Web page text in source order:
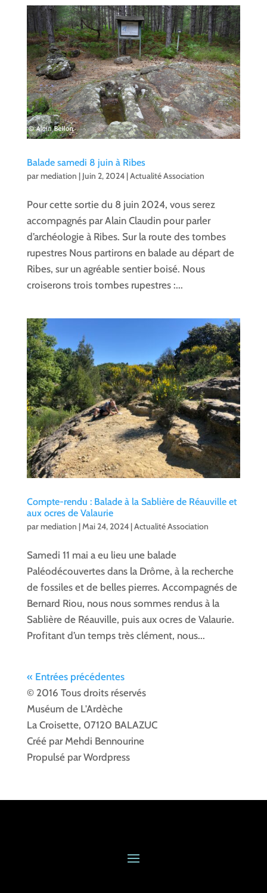
Balade samedi 8 juin à Ribes
parmediation | Juin 2, 2024|Actualité Association
Pour cette sortie du 8 juin 2024, vous serez
accompagnés par Alain Claudin pour parler
d’archéologie à Ribes. Sur la route des tombes
rupestres Nous partirons en balade au départ de
Ribes, sur un agréable sentier boisé. Nous
croiserons trois tombes rupestres :...
Compte-rendu : Balade à la Sablière de Réauville et
aux ocres de Valaurie
parmediation |Mai 24, 2024|Actualité Association
Samedi 11 mai a eu lieu une balade
Paléodécouvertes dans la Drôme, à la recherche
de fossiles et de belles pierres. Accompagnés de
Bernard Riou, nous nous sommes rendus à la
Sablière de Réauville, puis aux ocres de Valaurie.
Profitant d’un temps très clément, nous...
« Entrées précédentes
© 2016 Tous droits réservés
Muséum de L'Ardèche
La Croisette, 07120 BALAZUC
Créé par Mehdi Bennourine
Propulsé par Wordpress